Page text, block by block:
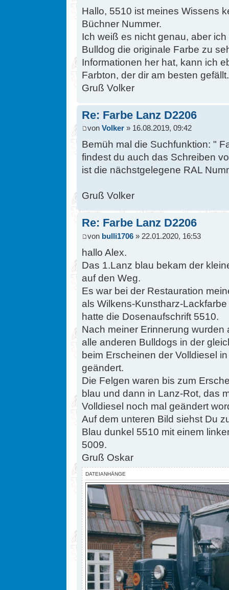
Hallo, 5510 ist meines Wissens
Büchner Nummer.
Ich weiß es nicht genau, aber
Bulldog die originale Farbe zu
Informationen her hat, kann ich
Farbton, der dir am besten
Gruß Volker
Re: Farbe Lanz D2206
von Volker » 16.08.2019, 09:42
Bemüh mal die Suchfunktion: "
findest du auch das Schreiben
ist die nächstgelegene RAL
Gruß Volker
Re: Farbe Lanz D2206
von bulli1706 » 22.01.2020, 16:53
hallo Alex.
Das 1.Lanz blau bekam der
auf den Weg.
Es war bei der Restauration
als Wilkens-Kunstharz-
hatte die Dosenaufschrift 5510.
Nach meiner Erinnerung
alle anderen Bulldogs in der
beim Erscheinen der Volldiesel
geändert.
Die Felgen waren bis zum
blau und dann in Lanz-Rot, das
Volldiesel noch mal geändert
Auf dem unteren Bild siehst Du
Blau dunkel 5510 mit einem
5009.
Gruß Oskar
DATEIANHÄNGE